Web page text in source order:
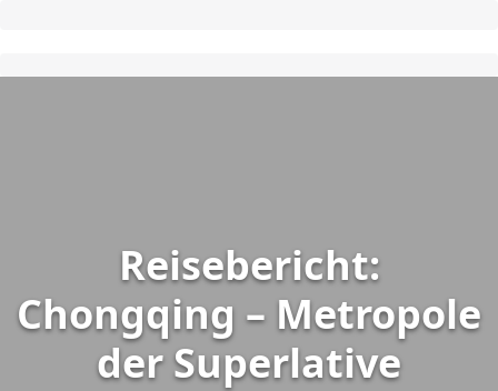
Reisebericht:
Chongqing – Metropole
der Superlative